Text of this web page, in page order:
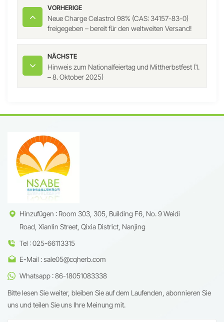
VORHERIGE
Neue Charge Celastrol 98% (CAS: 34157-83-0)
freigegeben – bereit für den weltweiten Versand!
NÄCHSTE
Hinweis zum Nationalfeiertag und Mittherbstfest (1.
– 8. Oktober 2025)
Hinzufügen : Room 303, 305, Building F6, No. 9 Weidi
Road, Xianlin Street, Qixia District, Nanjing
Tel : 025-66113315
E-Mail : sale05@cqherb.com
Whatsapp : 86-18051083338
Bitte lesen Sie weiter, bleiben Sie auf dem Laufenden, abonnieren Sie
uns und teilen Sie uns Ihre Meinung mit.